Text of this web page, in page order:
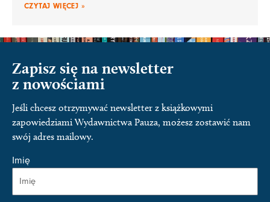
CZYTAJ WIĘCEJ »
Zapisz się na newsletter
z nowościami
Jeśli chcesz otrzymywać newsletter z książkowymi
zapowiedziami Wydawnictwa Pauza, możesz zostawić nam
swój adres mailowy.
Imię